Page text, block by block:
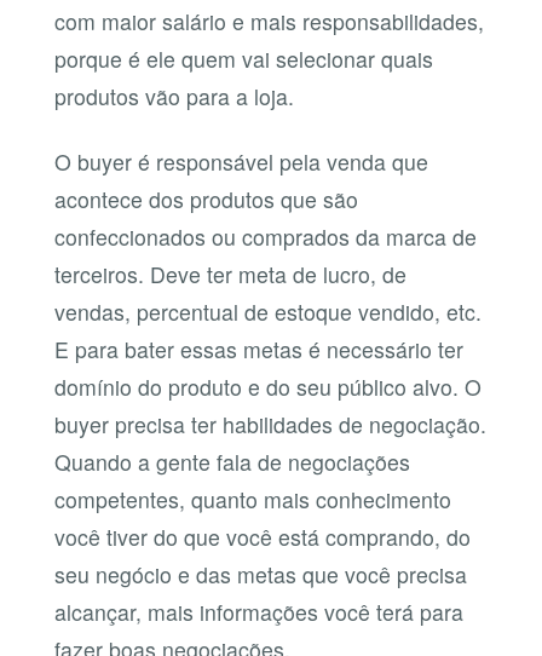
com maior salário e mais responsabilidades,
porque é ele quem vai selecionar quais
produtos vão para a loja.
O buyer é responsável pela venda que
acontece dos produtos que são
confeccionados ou comprados da marca de
terceiros. Deve ter meta de lucro, de
vendas, percentual de estoque vendido, etc.
E para bater essas metas é necessário ter
domínio do produto e do seu público alvo. O
buyer precisa ter habilidades de negociação.
Quando a gente fala de negociações
competentes, quanto mais conhecimento
você tiver do que você está comprando, do
seu negócio e das metas que você precisa
alcançar, mais informações você terá para
fazer boas negociações.